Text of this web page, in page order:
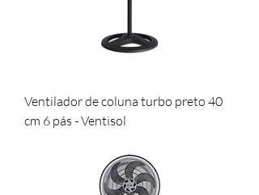
Ventilador de coluna turbo preto 40
cm 6 pás - Ventisol